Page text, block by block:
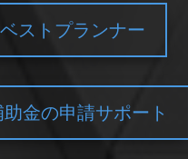
ストプランナー
金の申請サポート